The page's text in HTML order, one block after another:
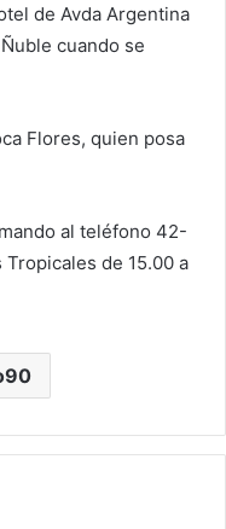
de Avda Argentina
cuando se
Flores, quien posa
al teléfono 42-
de 15.00 a